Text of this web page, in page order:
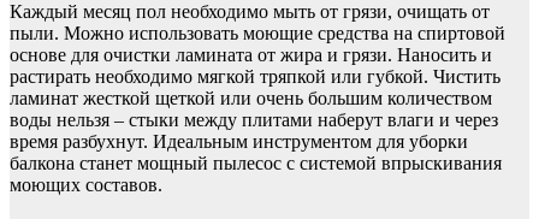
Каждый месяц пол необходимо мыть от грязи, очищать от
пыли. Можно использовать моющие средства на спиртовой
основе для очистки ламината от жира и грязи. Наносить и
растирать необходимо мягкой тряпкой или губкой. Чистить
ламинат жесткой щеткой или очень большим количеством
воды нельзя – стыки между плитами наберут влаги и через
время разбухнут. Идеальным инструментом для уборки
балкона станет мощный пылесос с системой впрыскивания
моющих составов.